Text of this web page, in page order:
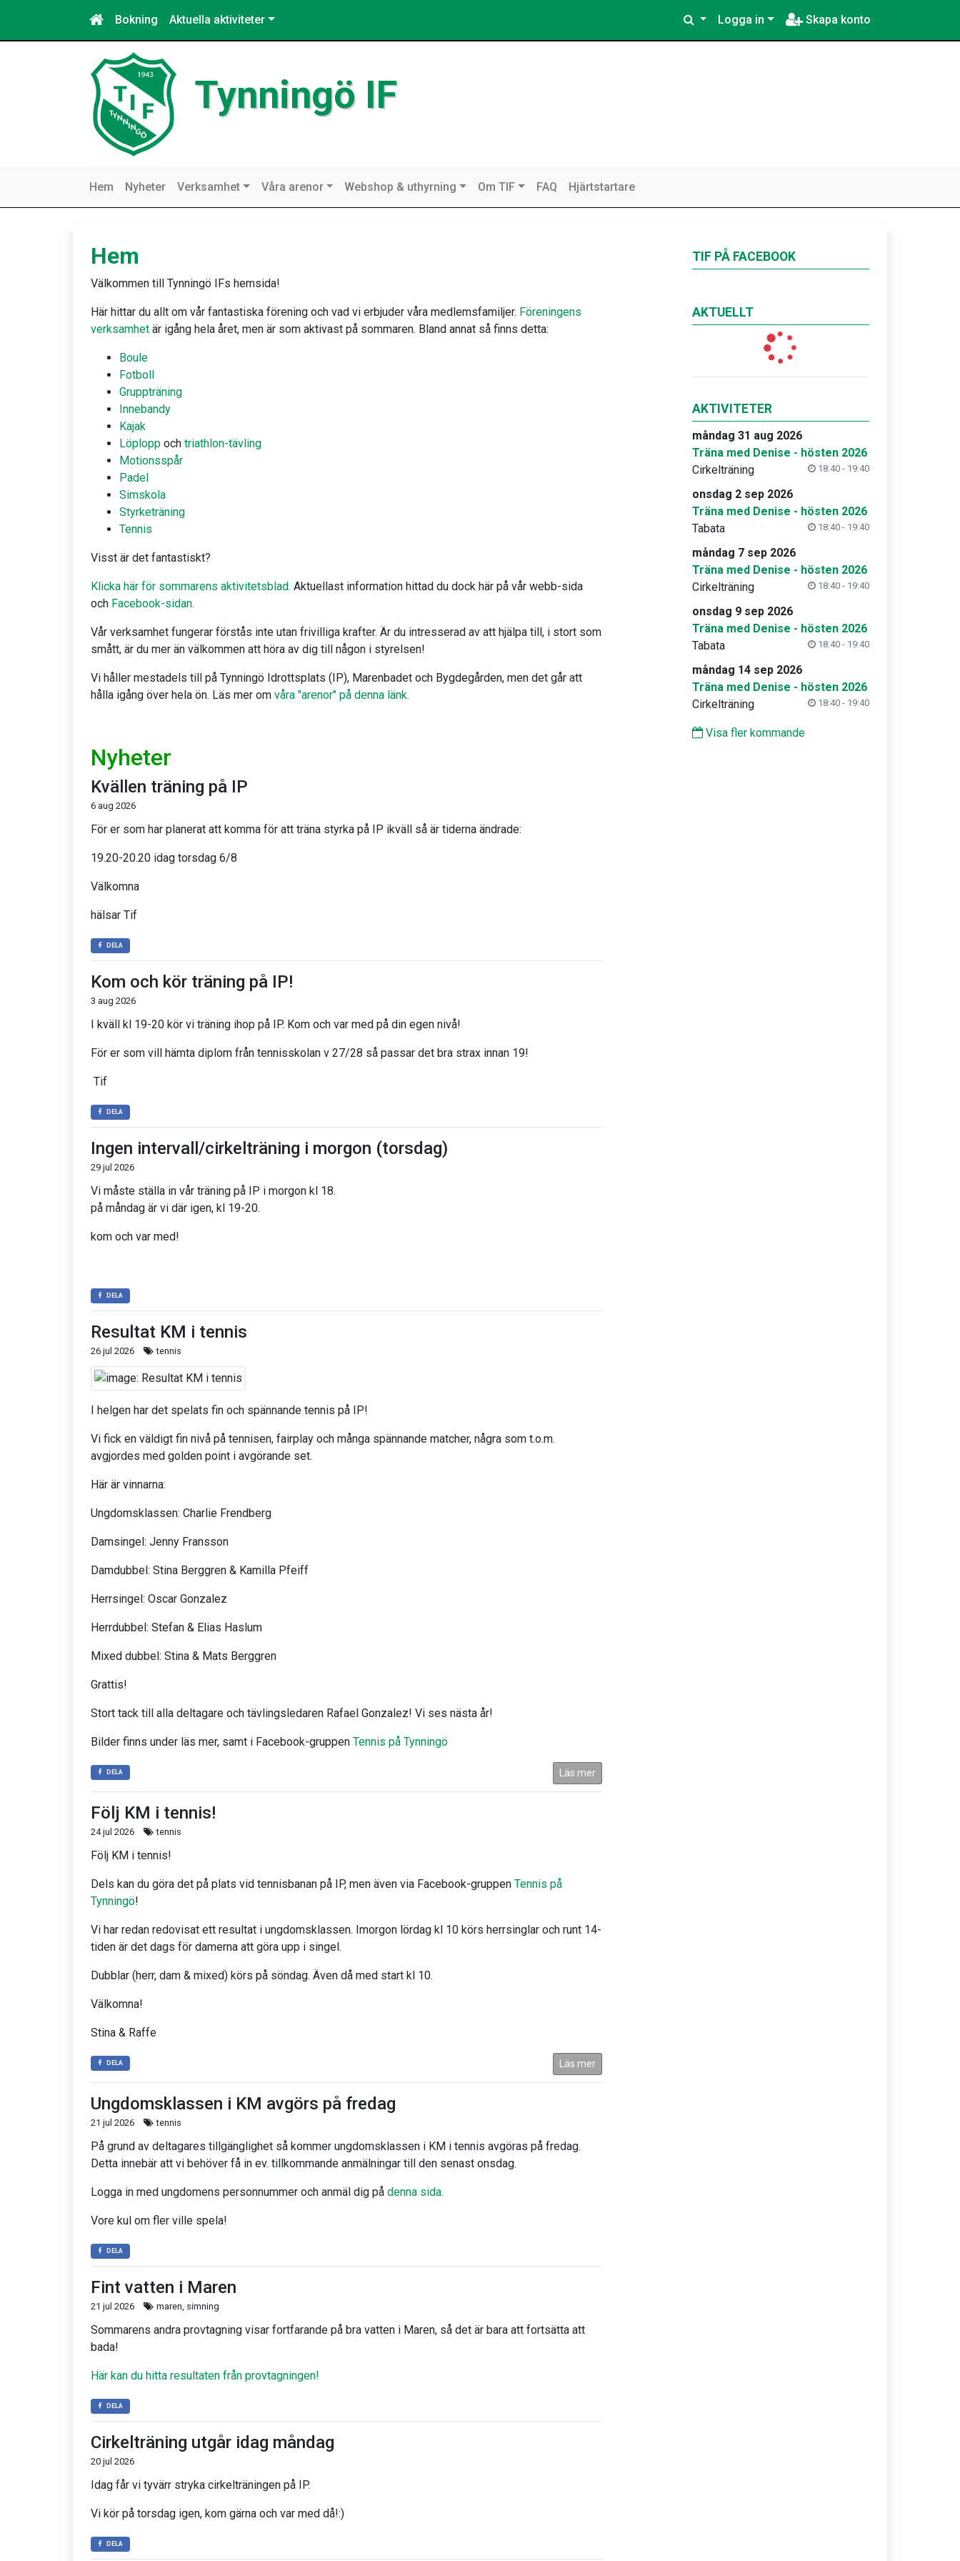
Bokning Aktuella aktiviteter Logga in Skapa konto
Tynningö IF
Hem Nyheter Verksamhet Våra arenor Webshop & uthyrning Om TIF FAQ Hjärtstartare
Hem
Välkommen till Tynningö IFs hemsida!
Här hittar du allt om vår fantastiska förening och vad vi erbjuder våra medlemsfamiljer. Föreningens
verksamhet är igång hela året, men är som aktivast på sommaren. Bland annat så finns detta:
Boule
Fotboll
Gruppträning
Innebandy
Kajak
Löplopp och triathlon-tävling
Motionsspår
Padel
Simskola
Styrketräning
Tennis
Visst är det fantastiskt?
Klicka här för sommarens aktivitetsblad. Aktuellast information hittad du dock här på vår webb-sida
och Facebook-sidan.
Vår verksamhet fungerar förstås inte utan frivilliga krafter. Är du intresserad av att hjälpa till, i stort som
smått, är du mer än välkommen att höra av dig till någon i styrelsen!
Vi håller mestadels till på Tynningö Idrottsplats (IP), Marenbadet och Bygdegården, men det går att
hålla igång över hela ön. Läs mer om våra "arenor" på denna länk.
Nyheter
Kvällen träning på IP
6 aug 2026
För er som har planerat att komma för att träna styrka på IP ikväll så är tiderna ändrade:
19.20-20.20 idag torsdag 6/8
Välkomna
hälsar Tif
DELA
Kom och kör träning på IP!
3 aug 2026
I kväll kl 19-20 kör vi träning ihop på IP. Kom och var med på din egen nivå!
För er som vill hämta diplom från tennisskolan v 27/28 så passar det bra strax innan 19!
Tif
DELA
Ingen intervall/cirkelträning i morgon (torsdag)
29 jul 2026
Vi måste ställa in vår träning på IP i morgon kl 18.
på måndag är vi där igen, kl 19-20.
kom och var med!
DELA
Resultat KM i tennis
26 jul 2026 tennis
I helgen har det spelats fin och spännande tennis på IP!
Vi fick en väldigt fin nivå på tennisen, fairplay och många spännande matcher, några som t.o.m.
avgjordes med golden point i avgörande set.
Här är vinnarna:
Ungdomsklassen: Charlie Frendberg
Damsingel: Jenny Fransson
Damdubbel: Stina Berggren & Kamilla Pfeiff
Herrsingel: Oscar Gonzalez
Herrdubbel: Stefan & Elias Haslum
Mixed dubbel: Stina & Mats Berggren
Grattis!
Stort tack till alla deltagare och tävlingsledaren Rafael Gonzalez! Vi ses nästa år!
Bilder finns under läs mer, samt i Facebook-gruppen Tennis på Tynningö
DELA Läs mer
Följ KM i tennis!
24 jul 2026 tennis
Följ KM i tennis!
Dels kan du göra det på plats vid tennisbanan på IP, men även via Facebook-gruppen Tennis på
Tynningö!
Vi har redan redovisat ett resultat i ungdomsklassen. Imorgon lördag kl 10 körs herrsinglar och runt 14-
tiden är det dags för damerna att göra upp i singel.
Dubblar (herr, dam & mixed) körs på söndag. Även då med start kl 10.
Välkomna!
Stina & Raffe
DELA Läs mer
Ungdomsklassen i KM avgörs på fredag
21 jul 2026 tennis
På grund av deltagares tillgänglighet så kommer ungdomsklassen i KM i tennis avgöras på fredag.
Detta innebär att vi behöver få in ev. tillkommande anmälningar till den senast onsdag.
Logga in med ungdomens personnummer och anmäl dig på denna sida.
Vore kul om fler ville spela!
DELA
Fint vatten i Maren
21 jul 2026 maren, simning
Sommarens andra provtagning visar fortfarande på bra vatten i Maren, så det är bara att fortsätta att
bada!
Här kan du hitta resultaten från provtagningen!
DELA
Cirkelträning utgår idag måndag
20 jul 2026
Idag får vi tyvärr stryka cirkelträningen på IP.
Vi kör på torsdag igen, kom gärna och var med då!:)
DELA
TIF PÅ FACEBOOK
AKTUELLT
AKTIVITETER
måndag 31 aug 2026
Träna med Denise - hösten 2026
18:40 - 19:40
Cirkelträning
onsdag 2 sep 2026
Träna med Denise - hösten 2026
18:40 - 19:40
Tabata
måndag 7 sep 2026
Träna med Denise - hösten 2026
18:40 - 19:40
Cirkelträning
onsdag 9 sep 2026
Träna med Denise - hösten 2026
18:40 - 19:40
Tabata
måndag 14 sep 2026
Träna med Denise - hösten 2026
18:40 - 19:40
Cirkelträning
Visa fler kommande